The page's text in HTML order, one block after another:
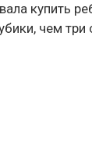
купить
чем три